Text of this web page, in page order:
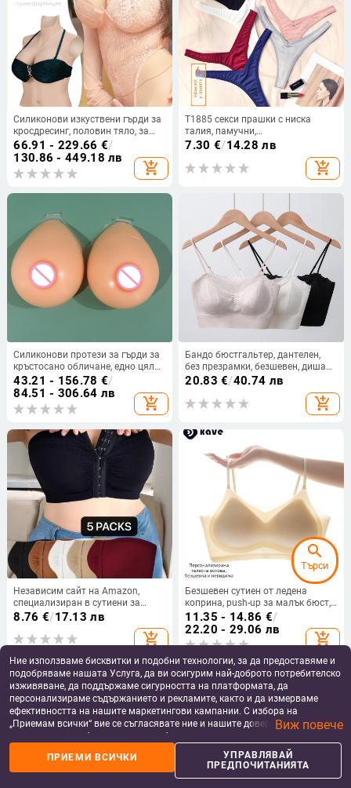
Силиконови изкуствени гърди за
кросдресинг, половин тяло, за
мъже в женски образ, cosplay
гърди и подплънки за бюст
66.91 - 229.66 €/
130.86 - 449.18 лв
add_shopping_cart
T1885 секси прашки с ниска
талия, памучни,
антибактериални, дамски, на
едро, 2022, нови европейски и
американски трансгранични,
7.30 €/14.28 лв
add_shopping_cart
Силиконови протези за гърди за
кръстосано обличане, едно цяло
изделие, форма на капка вода
43.21 - 156.78 €/
84.51 - 306.64 лв
add_shopping_cart
Бандо бюстгальтер, дантелен,
без презрамки, безшевен, дишащ,
чашка 3/4
20.83 €/40.74 лв
add_shopping_cart
Независим сайт на Amazon,
специализиран в сутиени за
големи размери без презрамки, с
корсет и закопчаване отпред, с
пуш-ъп ефект и красив дизайн на
8.76 €/17.13 лв
add_shopping_cart
Безшевен сутиен от ледена
коприна, push-up за малък бюст,
летен модел с тънки презрамки
11.35 - 14.86 €/
22.20 - 29.06 лв
add_shopping_cart
Ние използваме бисквитки и подобни технологии, за да предоставяме и
подобряваме нашата Услуга, да ви осигурим най-доброто потребителско
изживяване, да поддържаме сигурността на платформата, да
персонализираме съдържанието и рекламите, както и да измерваме
ефективността на нашите маркетингови кампании. С избора на
„Приемам всички“ вие се съгласявате ние и нашите доверени партньори
да съхраняваме бисквитки и подобни технологии на вашето устройство
за рекламни и аналитични цели. Можете по всяко време да управлявате
своите предпочитания, като натиснете „Управлявай предпочитанията“.
За повече информация, моля, вижте нашата
Виж повече
ПРИЕМИ ВСИЧКИ
УПРАВЛЯВАЙ
ПРЕДПОЧИТАНИЯТА
search
Търси